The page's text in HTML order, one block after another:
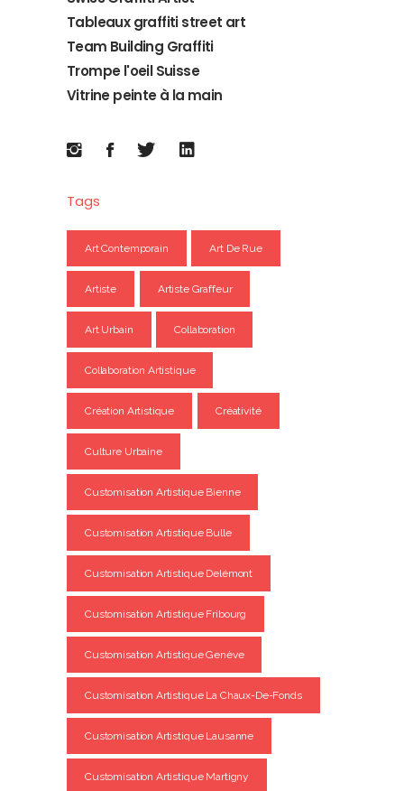
Tableaux graffiti street art
Team Building Graffiti
Trompe l'oeil Suisse
Vitrine peinte à la main
Tags
Art Contemporain Art De Rue
Artiste Artiste Graffeur
Art Urbain Collaboration
Collaboration Artistique
Création Artistique Créativité
Culture Urbaine
Customisation Artistique Bienne
Customisation Artistique Bulle
Customisation Artistique Delémont
Customisation Artistique Fribourg
Customisation Artistique Genève
Customisation Artistique La Chaux-De-Fonds
Customisation Artistique Lausanne
Customisation Artistique Martigny